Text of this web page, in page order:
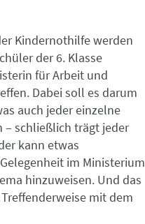
Kindernothilfe werden
der 6. Klasse
für Arbeit und
Dabei soll es darum
auch jeder einzelne
– schließlich trägt jeder
kann etwas
im Ministerium
hinzuweisen. Und das
mit dem